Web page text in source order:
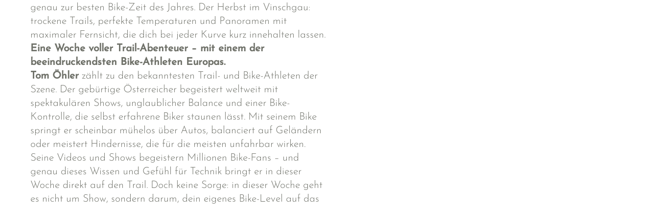
genau zur besten Bike-Zeit des Jahres. Der Herbst im Vinschgau:
trockene Trails, perfekte Temperaturen und Panoramen mit
maximaler Fernsicht, die dich bei jeder Kurve kurz innehalten lassen.
Eine Woche voller Trail-Abenteuer – mit einem der
beeindruckendsten Bike-Athleten Europas.
Tom Öhlerzählt zu den bekanntesten Trail- und Bike-Athleten der
Szene. Der gebürtige Österreicher begeistert weltweit mit
spektakulären Shows, unglaublicher Balance und einer Bike-
Kontrolle, die selbst erfahrene Biker staunen lässt. Mit seinem Bike
springt er scheinbar mühelos über Autos, balanciert auf Geländern
oder meistert Hindernisse, die für die meisten unfahrbar wirken.
Seine Videos und Shows begeistern Millionen Bike-Fans – und
genau dieses Wissen und Gefühl für Technik bringt er in dieser
Woche direkt auf den Trail. Doch keine Sorge: in dieser Woche geht
es nicht um Show, sondern darum, dein eigenes Bike-Level auf das